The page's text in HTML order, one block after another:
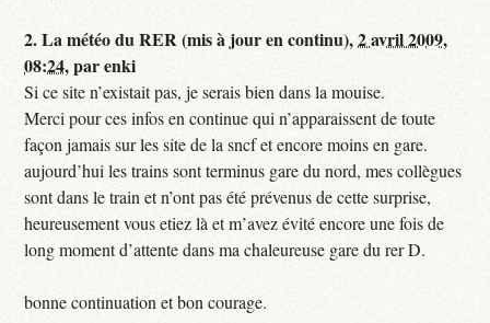
2.La météo du RER (mis à jour en continu),2 avril 2009,
08:24,parenki
Si ce site n’existait pas, je serais bien dans la mouise.
Merci pour ces infos en continue qui n’apparaissent de toute
façon jamais sur les site de la sncf et encore moins en gare.
aujourd’hui les trains sont terminus gare du nord, mes collègues
sont dans le train et n’ont pas été prévenus de cette surprise,
heureusement vous etiez là et m’avez évité encore une fois de
long moment d’attente dans ma chaleureuse gare du rer D.
bonne continuation et bon courage.